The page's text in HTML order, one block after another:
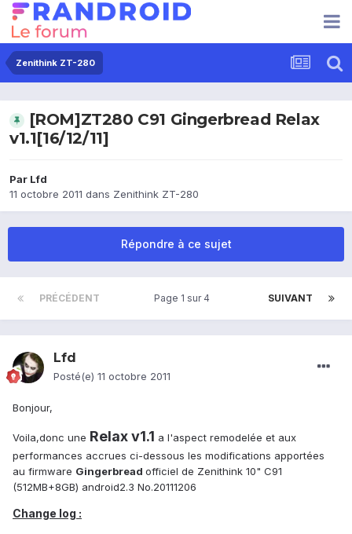
Zenithink ZT-280
[ROM]ZT280 C91 Gingerbread Relax
v1.1[16/12/11]
Par Lfd
11 octobre 2011 dans Zenithink ZT-280
Répondre à ce sujet
PRÉCÉDENT SUIVANT
Page 1 sur 4
Lfd
Posté(e) 11 octobre 2011
Bonjour,
Voila,donc une Relax v1.1 a l'aspect remodelée et aux
performances accrues ci-dessous les modifications apportées
au firmware Gingerbread officiel de Zenithink 10" C91
(512MB+8GB) android2.3 No.20111206
Change log :